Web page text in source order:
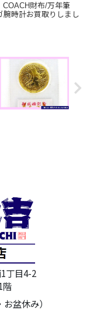
COACH財布/万年筆
腕時計お買取りしまし
丁目4-2
階
盆休み）